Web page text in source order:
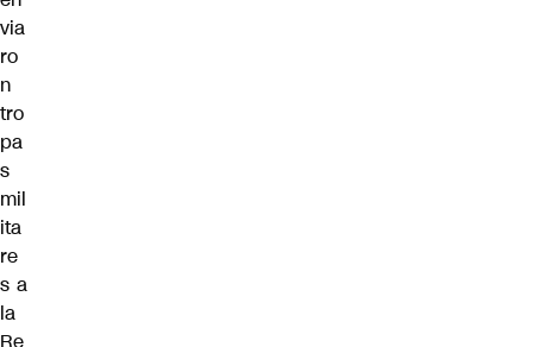
via
ro
n
tro
pa
s
mil
ita
re
s a
la
Re